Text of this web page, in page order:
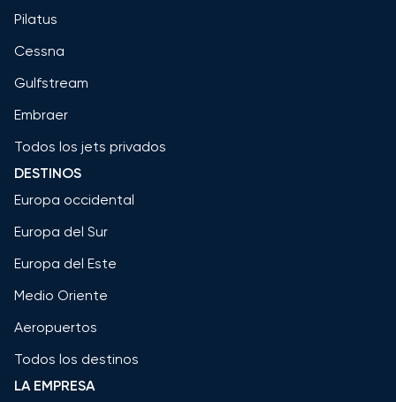
Pilatus
Cessna
Gulfstream
Embraer
Todos los jets privados
DESTINOS
Europa occidental
Europa del Sur
Europa del Este
Medio Oriente
Aeropuertos
Todos los destinos
LA EMPRESA